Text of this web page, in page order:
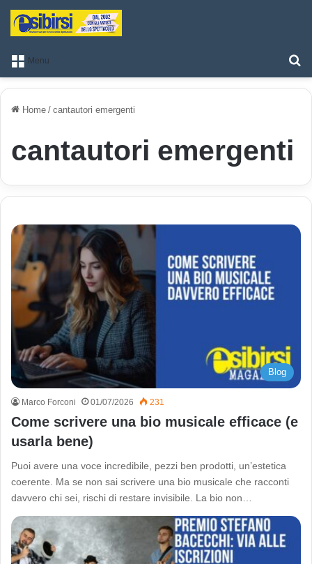
Menu
Home / cantautori emergenti
cantautori emergenti
Blog
Marco Forconi 01/07/2026 231
Come scrivere una bio musicale efficace (e
usarla bene)
Puoi avere una voce incredibile, pezzi ben prodotti, un’estetica
coerente. Ma se non sai scrivere una bio musicale che racconti
davvero chi sei, rischi di restare invisibile. La bio non…